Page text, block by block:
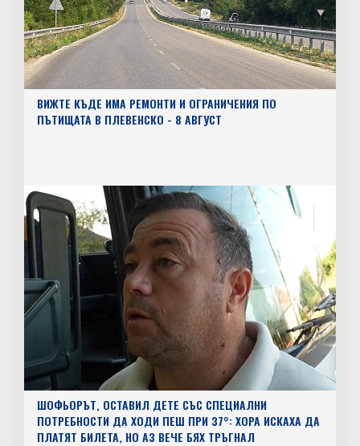
ВИЖТЕ КЪДЕ ИМА РЕМОНТИ И ОГРАНИЧЕНИЯ ПО
ПЪТИЩАТА В ПЛЕВЕНСКО - 8 АВГУСТ
ШОФЬОРЪТ, ОСТАВИЛ ДЕТЕ СЪС СПЕЦИАЛНИ
ПОТРЕБНОСТИ ДА ХОДИ ПЕШ ПРИ 37°: ХОРА ИСКАХА ДА
ПЛАТЯТ БИЛЕТА, НО АЗ ВЕЧЕ БЯХ ТРЪГНАЛ